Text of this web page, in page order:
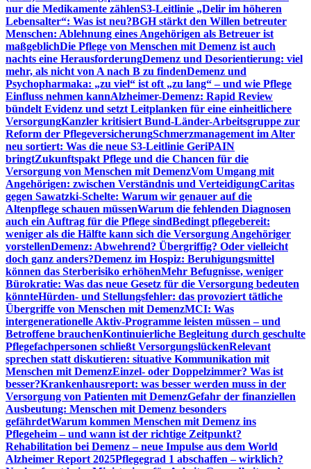
nur die Medikamente zählenS3-Leitlinie „Delir im höheren
Lebensalter“: Was ist neu?BGH stärkt den Willen betreuter
Menschen: Ablehnung eines Angehörigen als Betreuer ist
maßgeblichDie Pflege von Menschen mit Demenz ist auch
nachts eine HerausforderungDemenz und Desorientierung: viel
mehr, als nicht von A nach B zu findenDemenz und
Psychopharmaka: „zu viel“ ist oft „zu lang“ – und wie Pflege
Einfluss nehmen kannAlzheimer-Demenz: Rapid Review
bündelt Evidenz und setzt Leitplanken für eine einheitlichere
VersorgungKanzler kritisiert Bund-Länder-Arbeitsgruppe zur
Reform der PflegeversicherungSchmerzmanagement im Alter
neu sortiert: Was die neue S3-Leitlinie GeriPAIN
bringtZukunftspakt Pflege und die Chancen für die
Versorgung von Menschen mit DemenzVom Umgang mit
Angehörigen: zwischen Verständnis und VerteidigungCaritas
gegen Sawatzki-Schelte: Warum wir genauer auf die
Altenpflege schauen müssenWarum die fehlenden Diagnosen
auch ein Auftrag für die Pflege sindBedingt pflegebereit:
weniger als die Hälfte kann sich die Versorgung Angehöriger
vorstellenDemenz: Abwehrend? Übergriffig? Oder vielleicht
doch ganz anders?Demenz im Hospiz: Beruhigungsmittel
können das Sterberisiko erhöhenMehr Befugnisse, weniger
Bürokratie: Was das neue Gesetz für die Versorgung bedeuten
könnteHürden- und Stellungsfehler: das provoziert tätliche
Übergriffe von Menschen mit DemenzMCI: Was
intergenerationelle Aktiv-Programme leisten müssen – und
Betroffene brauchenKontinuierliche Begleitung durch geschulte
Pflegefachpersonen schließt VersorgungslückenRelevant
sprechen statt diskutieren: situative Kommunikation mit
Menschen mit DemenzEinzel- oder Doppelzimmer? Was ist
besser?Krankenhausreport: was besser werden muss in der
Versorgung von Patienten mit DemenzGefahr der finanziellen
Ausbeutung: Menschen mit Demenz besonders
gefährdetWarum kommen Menschen mit Demenz ins
Pflegeheim – und wann ist der richtige Zeitpunkt?
Rehabilitation bei Demenz – neue Impulse aus dem World
Alzheimer Report 2025Pflegegrad 1 abschaffen – wirklich?